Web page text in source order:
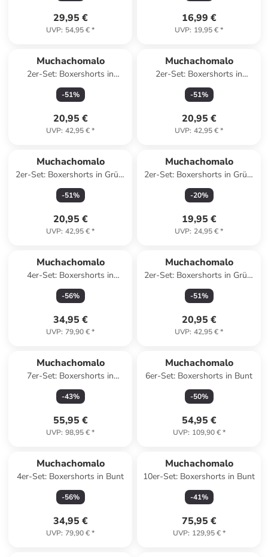
29,95 €
UVP: 54,95 €*
16,99 €
UVP: 19,95 €*
Muchachomalo
2er-Set: Boxershorts in
Dunkelblau/ Türkis
-51%
20,95 €
UVP: 42,95 €*
Muchachomalo
2er-Set: Boxershorts in
Schwarz/ Koralle
-51%
20,95 €
UVP: 42,95 €*
Muchachomalo
2er-Set: Boxershorts in Grün/
Pink
-51%
20,95 €
UVP: 42,95 €*
Muchachomalo
2er-Set: Boxershorts in Grün/
Hellbraun
-20%
19,95 €
UVP: 24,95 €*
Muchachomalo
4er-Set: Boxershorts in
Schwarz/ Dunkelblau/ Lila
-56%
34,95 €
UVP: 79,90 €*
Muchachomalo
2er-Set: Boxershorts in Grün/
Rosa
-51%
20,95 €
UVP: 42,95 €*
Muchachomalo
7er-Set: Boxershorts in
Dunkelblau/ Blau/ Schwarz
-43%
55,95 €
UVP: 98,95 €*
Muchachomalo
6er-Set: Boxershorts in Bunt
-50%
54,95 €
UVP: 109,90 €*
Muchachomalo
4er-Set: Boxershorts in Bunt
-56%
34,95 €
UVP: 79,90 €*
Muchachomalo
10er-Set: Boxershorts in Bunt
-41%
75,95 €
UVP: 129,95 €*